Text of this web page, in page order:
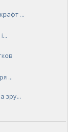
...
...
зру...